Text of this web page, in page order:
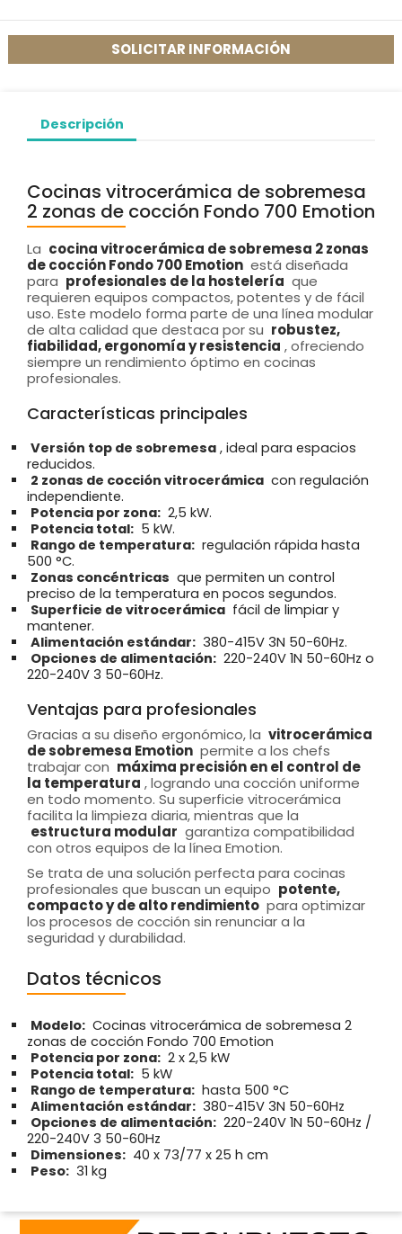
SOLICITAR INFORMACIÓN
Descripción
Cocinas vitrocerámica de sobremesa
2 zonas de cocción Fondo 700 Emotion
La cocina vitrocerámica de sobremesa 2 zonas
de cocción Fondo 700 Emotion está diseñada
para profesionales de la hostelería que
requieren equipos compactos, potentes y de fácil
uso. Este modelo forma parte de una línea modular
de alta calidad que destaca por su robustez,
fiabilidad, ergonomía y resistencia , ofreciendo
siempre un rendimiento óptimo en cocinas
profesionales.
Características principales
Versión top de sobremesa , ideal para espacios
reducidos.
2 zonas de cocción vitrocerámica con regulación
independiente.
Potencia por zona: 2,5 kW.
Potencia total: 5 kW.
Rango de temperatura: regulación rápida hasta
500 °C.
Zonas concéntricas que permiten un control
preciso de la temperatura en pocos segundos.
Superficie de vitrocerámica fácil de limpiar y
mantener.
Alimentación estándar: 380-415V 3N 50-60Hz.
Opciones de alimentación: 220-240V 1N 50-60Hz o
220-240V 3 50-60Hz.
Ventajas para profesionales
Gracias a su diseño ergonómico, la vitrocerámica
de sobremesa Emotion permite a los chefs
trabajar con máxima precisión en el control de
la temperatura , logrando una cocción uniforme
en todo momento. Su superficie vitrocerámica
facilita la limpieza diaria, mientras que la
estructura modular garantiza compatibilidad
con otros equipos de la línea Emotion.
Se trata de una solución perfecta para cocinas
profesionales que buscan un equipo potente,
compacto y de alto rendimiento para optimizar
los procesos de cocción sin renunciar a la
seguridad y durabilidad.
Datos técnicos
Modelo: Cocinas vitrocerámica de sobremesa 2
zonas de cocción Fondo 700 Emotion
Potencia por zona: 2 x 2,5 kW
Potencia total: 5 kW
Rango de temperatura: hasta 500 °C
Alimentación estándar: 380-415V 3N 50-60Hz
Opciones de alimentación: 220-240V 1N 50-60Hz /
220-240V 3 50-60Hz
Dimensiones: 40 x 73/77 x 25 h cm
Peso: 31 kg